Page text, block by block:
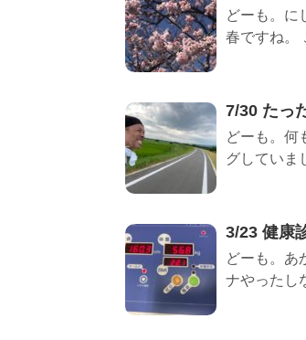
どーも。に
春ですね。
7/30 たっ
どーも。何
グしていま
3/23 健康
どーも。あ
ナやったし